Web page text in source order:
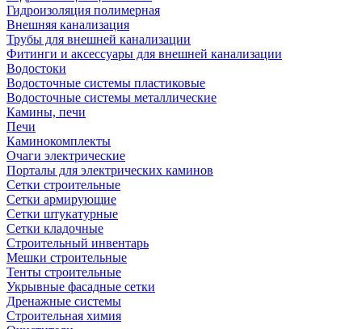
Гидроизоляция полимерная
Внешняя канализация
Трубы для внешней канализации
Фитинги и аксессуары для внешней канализации
Водостоки
Водосточные системы пластиковые
Водосточные системы металлические
Камины, печи
Печи
Каминокомплекты
Очаги электрические
Порталы для электрических каминов
Сетки строительные
Сетки армирующие
Сетки штукатурные
Сетки кладочные
Строительный инвентарь
Мешки строительные
Тенты строительные
Укрывные фасадные сетки
Дренажные системы
Строительная химия